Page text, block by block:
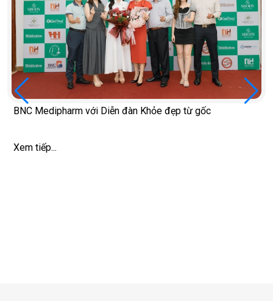
BNC Medipharm với Diễn đàn Khỏe đẹp từ gốc
Xem tiếp...